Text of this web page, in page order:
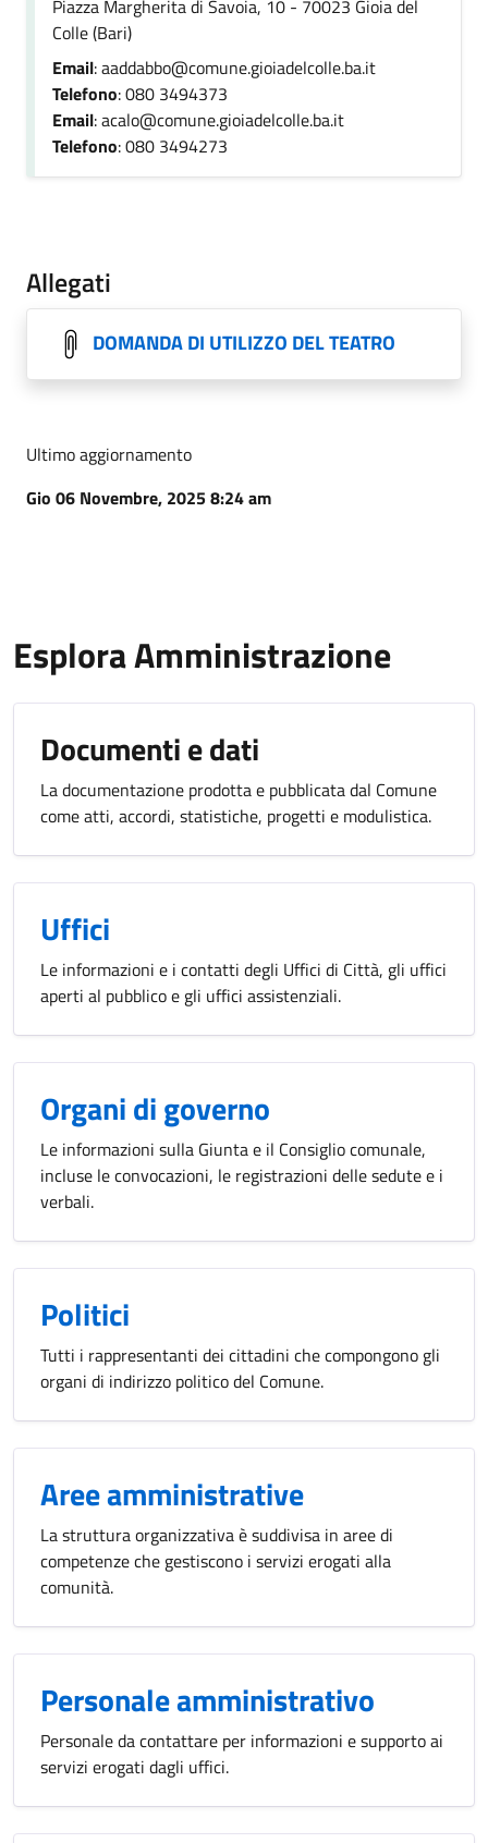
Piazza Margherita di Savoia, 10 - 70023 Gioia del
Colle (Bari)
Email: aaddabbo@comune.gioiadelcolle.ba.it
Telefono: 080 3494373
Email: acalo@comune.gioiadelcolle.ba.it
Telefono: 080 3494273
Allegati
DOMANDA DI UTILIZZO DEL TEATRO
Ultimo aggiornamento
Gio 06 Novembre, 2025 8:24 am
Esplora Amministrazione
Documenti e dati
La documentazione prodotta e pubblicata dal Comune
come atti, accordi, statistiche, progetti e modulistica.
Uffici
Le informazioni e i contatti degli Uffici di Città, gli uffici
aperti al pubblico e gli uffici assistenziali.
Organi di governo
Le informazioni sulla Giunta e il Consiglio comunale,
incluse le convocazioni, le registrazioni delle sedute e i
verbali.
Politici
Tutti i rappresentanti dei cittadini che compongono gli
organi di indirizzo politico del Comune.
Aree amministrative
La struttura organizzativa è suddivisa in aree di
competenze che gestiscono i servizi erogati alla
comunità.
Personale amministrativo
Personale da contattare per informazioni e supporto ai
servizi erogati dagli uffici.